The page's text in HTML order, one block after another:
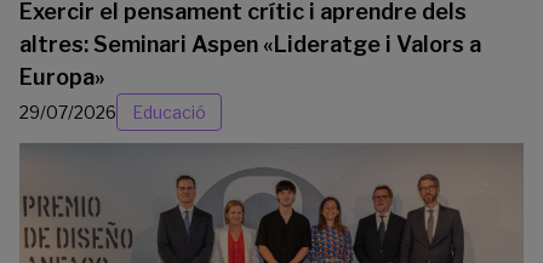
Exercir el pensament crític i aprendre dels
altres: Seminari Aspen «Lideratge i Valors a
Europa»
29/07/2026 Educació